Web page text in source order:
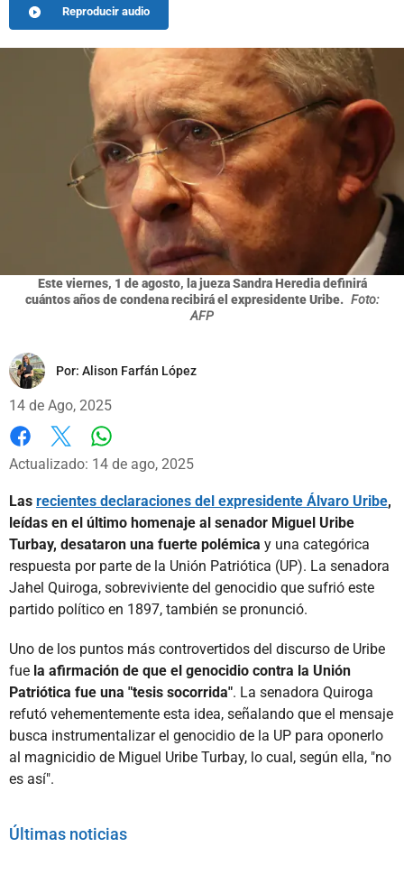
Reproducir audio
Este viernes, 1 de agosto, la jueza Sandra Heredia definirá
cuántos años de condena recibirá el expresidente Uribe. Foto:
AFP
Por: Alison Farfán López
14 de Ago, 2025
Facebook
X
Actualizado: 14 de ago, 2025
Las recientes declaraciones del expresidente Álvaro Uribe,
leídas en el último homenaje al senador Miguel Uribe
Turbay, desataron una fuerte polémica y una categórica
respuesta por parte de la Unión Patriótica (UP). La senadora
Jahel Quiroga, sobreviviente del genocidio que sufrió este
partido político en 1897, también se pronunció.
Uno de los puntos más controvertidos del discurso de Uribe
fue la afirmación de que el genocidio contra la Unión
Patriótica fue una "tesis socorrida". La senadora Quiroga
refutó vehementemente esta idea, señalando que el mensaje
busca instrumentalizar el genocidio de la UP para oponerlo
al magnicidio de Miguel Uribe Turbay, lo cual, según ella, "no
es así".
Últimas noticias